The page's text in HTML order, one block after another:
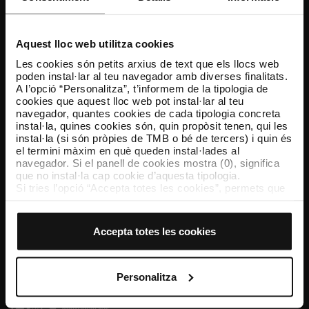
Aquest lloc web utilitza cookies
Les cookies són petits arxius de text que els llocs web
poden instal·lar al teu navegador amb diverses finalitats.
A l’opció “Personalitza”, t’informem de la tipologia de
cookies que aquest lloc web pot instal·lar al teu
navegador, quantes cookies de cada tipologia concreta
instal·la, quines cookies són, quin propòsit tenen, qui les
instal·la (si són pròpies de TMB o bé de tercers) i quin és
el termini màxim en què queden instal·lades al
navegador. Si el panell de cookies mostra (0), significa
que no instal·la cap cookie d’aquesta tipologia.
Si tries l’opció “Accepta totes les cookies”, permets que
El selector que es troba a la dreta de cada tipologia de
cookies d’aquella classe.
Un cop hagis marcat les teves preferències, has de fer
clic sobre “Selecciona i configura”. Així, s’instal·laran
només les cookies de la tipologia que hagis seleccionat
personalització, perquè permeten recordar les teves
Accepta totes les cookies
Personalitza
Resol els teus dubtes
Segueix-nos
TMB a les xarxes socials
TMB App
Descarrega’t TMB App i compra els teus bitllets
App Store Google Play